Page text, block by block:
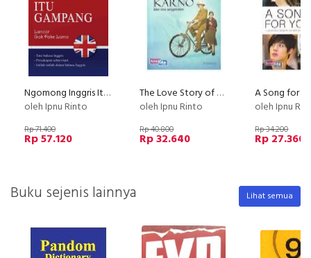
Ngomong Inggris Itu Gampang: Lancar Gak Pake Lama
oleh Ipnu Rinto
Rp 71.400
Rp 57.120
The Love Story of Bung Karno
oleh Ipnu Rinto
Rp 40.800
Rp 32.640
A Song for
oleh Ipnu
Rp 34.200
Rp 27.360
Buku sejenis lainnya Lihat semua